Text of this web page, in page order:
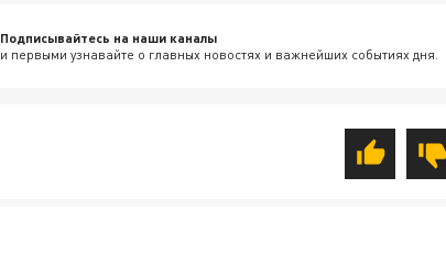
Подписывайтесь на наши каналы
и первыми узнавайте о главных новостях и важнейших событиях дня.